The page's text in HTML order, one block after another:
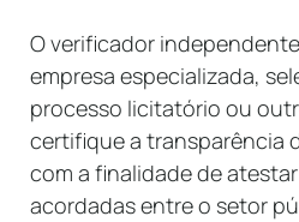
O verificador
empresa especializada,
processo licitatório ou
certifique a transparência
com a finalidade de
acordadas entre o setor